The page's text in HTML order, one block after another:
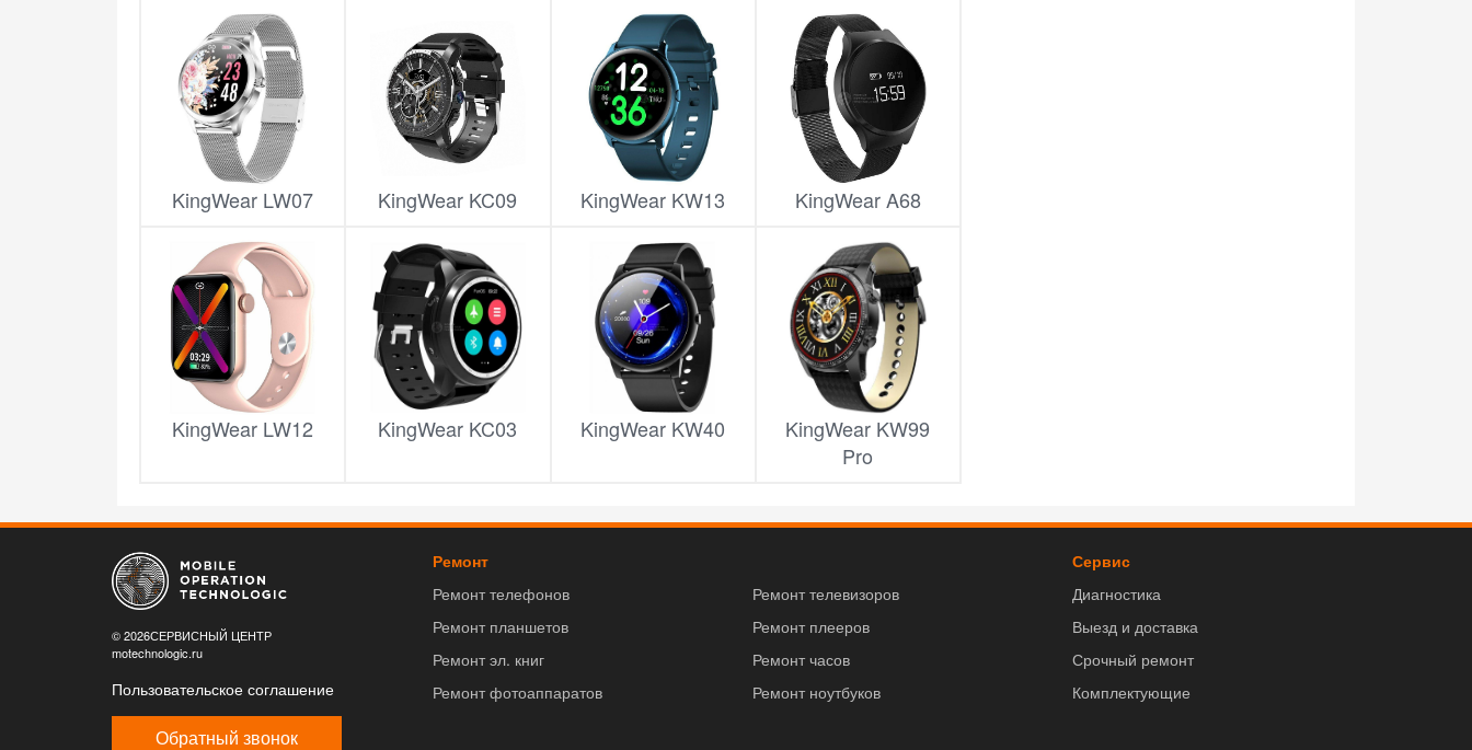
KingWear LW07 KingWear KC09 KingWear KW13 KingWear A68
KingWear LW12 KingWear KC03 KingWear KW40
KingWear KW99
Pro
© 2026СЕРВИСНЫЙ ЦЕНТР
motechnologic.ru
Пользовательское соглашение
Обратный звонок
Ремонт
Ремонт телефонов
Ремонт планшетов
Ремонт эл. книг
Ремонт фотоаппаратов
Ремонт телевизоров
Ремонт плееров
Ремонт часов
Ремонт ноутбуков
Сервис
Диагностика
Выезд и доставка
Срочный ремонт
Комплектующие